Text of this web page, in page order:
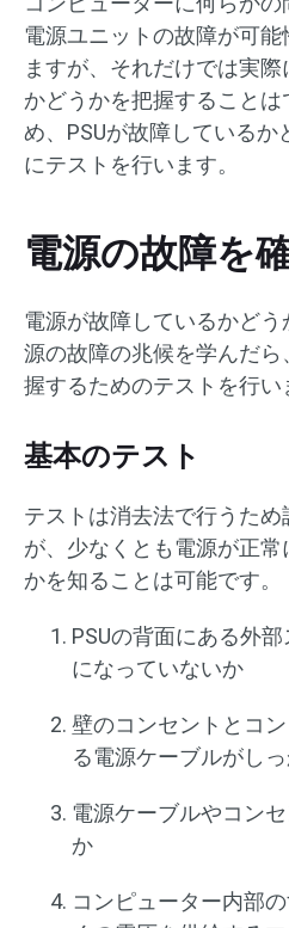
電源ユニットの故障が可
ますが、それだけでは実
かどうかを把握すること
め、PSUが故障しているか
にテストを行います。
電源の故障を
電源が故障しているかど
源の故障の兆候を学んだら
握するためのテストを行い
基本のテスト
テストは消去法で行うた
が、少なくとも電源が正常
かを知ることは可能です。
PSUの背面にある外
になっていないか
壁のコンセントとコ
る電源ケーブルがし
電源ケーブルやコン
か
コンピューター内部